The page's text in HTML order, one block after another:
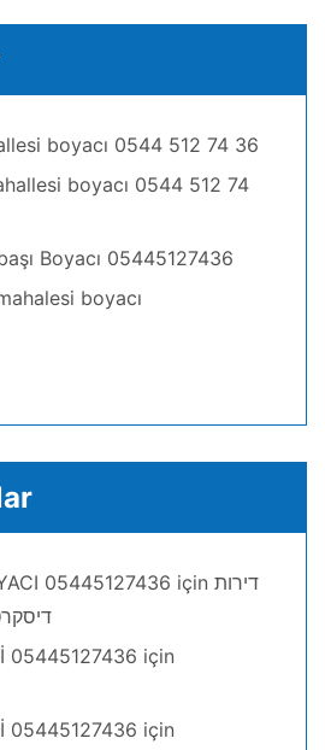
boyacı 0544 512 74 36
boyacı 0544 512 74
Boyacı 05445127436
boyacı
05445127436 için דירות
05445127436 için
05445127436 için